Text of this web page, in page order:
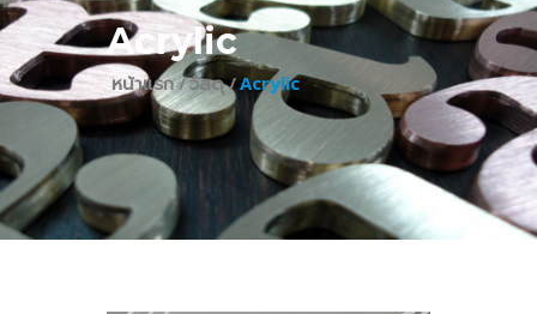
Acrylic
หน้าแรก /วัสดุ /Acrylic